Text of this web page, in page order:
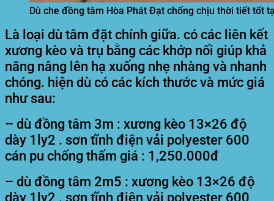
Dù che đồng tâm Hòa Phát Đạt chống chịu thời tiết tốt
Là loại dù tâm đặt chính giữa. có các liên kết
xương kèo và trụ bằng các khớp nối giúp khả
năng nâng lên hạ xuống nhẹ nhàng và nhanh
chóng. hiện dù có các kích thước và mức giá
như sau:
– dù đồng tâm 3m : xương kèo 13×26 độ
dày 1ly2 . sơn tĩnh điện vải polyester 600
cán pu chống thấm giá : 1,250.000đ
– dù đồng tâm 2m5 : xương kèo 13×26 độ
dày 1ly2 . sơn tĩnh điện vải polyester 600